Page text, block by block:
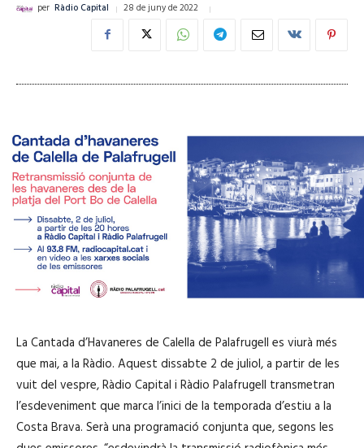
per Ràdio Capital 28 de juny de 2022
La Cantada d’Havaneres de Calella de Palafrugell es viurà més
que mai, a la Ràdio. Aquest dissabte 2 de juliol, a partir de les
vuit del vespre, Ràdio Capital i Ràdio Palafrugell transmetran
l’esdeveniment que marca l’inici de la temporada d’estiu a la
Costa Brava. Serà una programació conjunta que, segons les